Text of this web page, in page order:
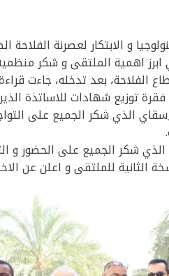
حول التكنولوجيا و الابتكار لعصرنة
ابرز اهمية الملتقى و شكر
الفلاحة، بعد تدخله، جاءت
توزيع شهادات للاساتذة
الذي شكر الجميع على
الذي شكر الجميع على الحضور و
الثانية للملتقى و اعلن عن